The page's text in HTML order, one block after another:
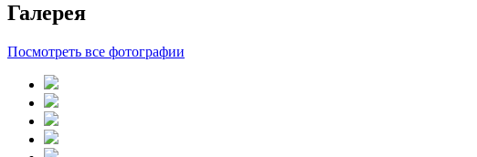
Галерея
Посмотреть все фотографии